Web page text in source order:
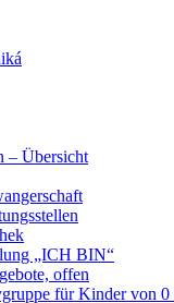
– Übersicht
„ICH BIN“
offen
für Kinder von 0